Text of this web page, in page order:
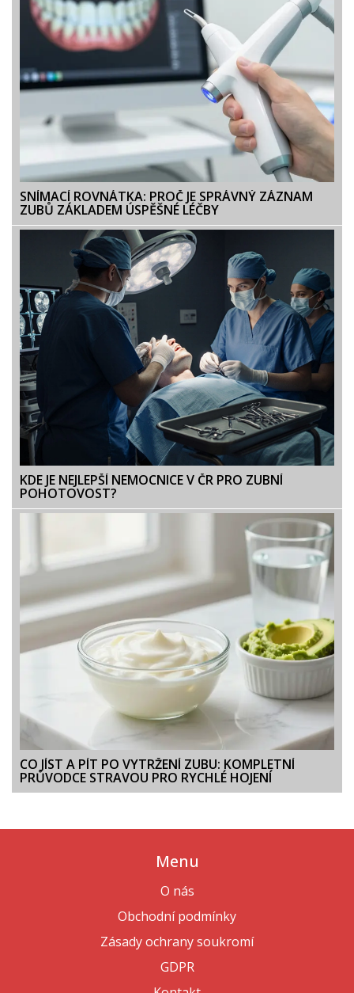
SNÍMACÍ ROVNÁTKA: PROČ JE SPRÁVNÝ ZÁZNAM
ZUBŮ ZÁKLADEM ÚSPĚŠNÉ LÉČBY
KDE JE NEJLEPŠÍ NEMOCNICE V ČR PRO ZUBNÍ
POHOTOVOST?
CO JÍST A PÍT PO VYTRŽENÍ ZUBU: KOMPLETNÍ
PRŮVODCE STRAVOU PRO RYCHLÉ HOJENÍ
Menu
O nás
Obchodní podmínky
Zásady ochrany soukromí
GDPR